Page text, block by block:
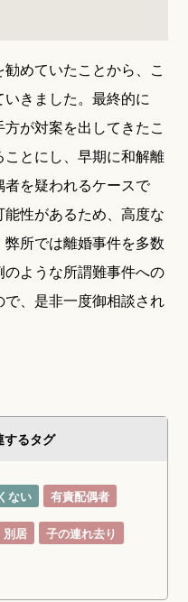
めていたことから、こ
きました。最終的に
が対案を出してきたこ
とにし、早期に和解離
を疑われるケースで
性があるため、高度な
所では離婚事件を多数
ような所謂難事件への
、是非一度御相談され
するタグ
ない 有責配偶者
別居 子の連れ去り